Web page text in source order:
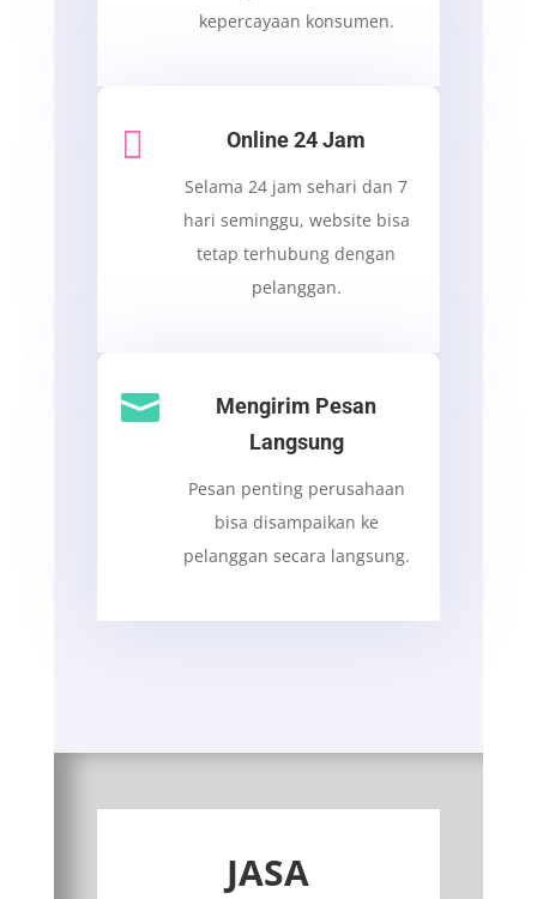
kepercayaan konsumen.
 Online 24 Jam
Selama 24 jam sehari dan 7
hari seminggu, website bisa
tetap terhubung dengan
pelanggan.

Mengirim Pesan
Langsung
Pesan penting perusahaan
bisa disampaikan ke
pelanggan secara langsung.
JASA